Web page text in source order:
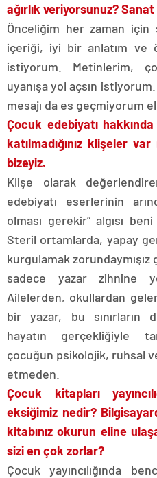
ağırlık veriyorsunuz?
Önceliğim her zaman
içeriği, iyi bir anlatım ve
istiyorum. Metinlerim,
uyanışa yol açsın
mesajı da es geçmiyorum
Çocuk edebiyatı
katılmadığınız klişeler
bizeyiz.
Klişe olarak
edebiyatı eserlerinin
olması gerekir” algısı
Steril ortamlarda, yapay
kurgulamak
sadece yazar zihnine
Ailelerden, okullardan
bir yazar, bu sınırların
hayatın gerçekliğiyle
çocuğun psikolojik, ruhsal
etmeden.
Çocuk kitapları
eksiğimiz nedir?
kitabınız okurun eline
sizi en çok zorlar?
Çocuk yayıncılığında